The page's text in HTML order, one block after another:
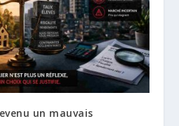
un mauvais